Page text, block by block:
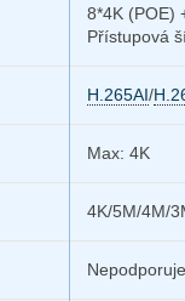
8*4K (POE)
Přístupová
H.265AI/
Max: 4K
4K/5M/4M/
Nepodporuje